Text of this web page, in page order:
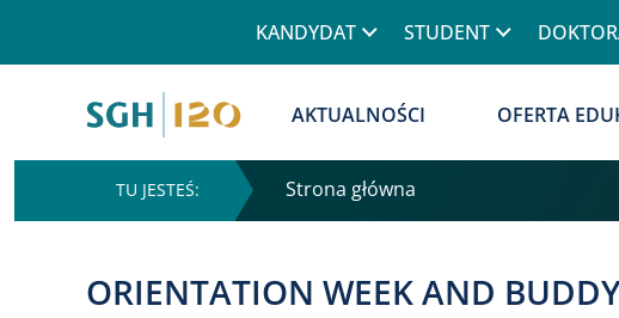
KANDYDAT STUDENT
AKTUALNOŚCI
OFERTA
Strona główna
ORIENTATION WEEK AND